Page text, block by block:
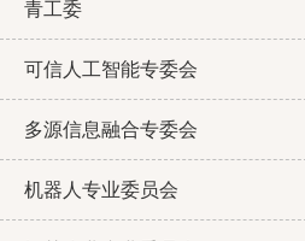
青工委
可信人工智能专委会
多源信息融合专委会
机器人专业委员会